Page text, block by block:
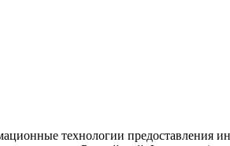
технологии предоставления